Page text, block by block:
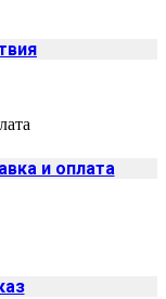
и оплата